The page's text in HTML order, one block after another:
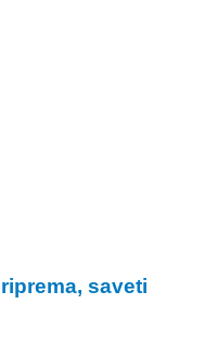
saveti